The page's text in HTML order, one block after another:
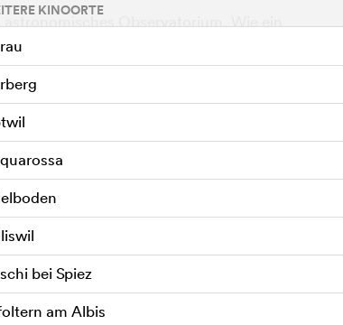
Observatorium. Wie ein
Berggemeinde. Im Spätherbst bezieht der
die Anlage, um dort seine
und mit neuen Technologien zu
wird er jedoch gezwungen, die Sterne
anderen, von ihm bisher unberücksichtigten
o
KINOORTE
bei Spiez
am Albis